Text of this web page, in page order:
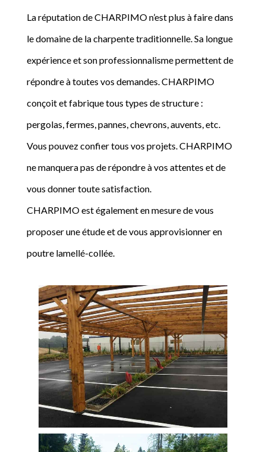
La réputation de CHARPIMO n’est plus à faire dans
le domaine de la charpente traditionnelle. Sa longue
expérience et son professionnalisme permettent de
répondre à toutes vos demandes. CHARPIMO
conçoit et fabrique tous types de structure :
pergolas, fermes, pannes, chevrons, auvents, etc.
Vous pouvez confier tous vos projets. CHARPIMO
ne manquera pas de répondre à vos attentes et de
vous donner toute satisfaction.
CHARPIMO est également en mesure de vous
proposer une étude et de vous approvisionner en
poutre lamellé-collée.